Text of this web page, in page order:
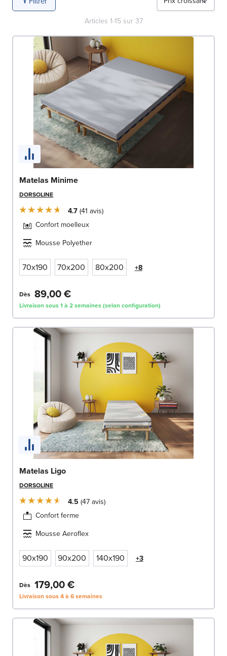
Trouvez le matelas qui bercera vos nuits !
Articles 1-15sur37
Matelas Minime
DORSOLINE
4.7 41 avis
Confort moelleux
Mousse Polyether
70x190 70x200 80x200 +8
Dès 89,00 €
Livraison sous 1 à 2 semaines (selon configuration)
Matelas Ligo
DORSOLINE
4.5 47avis
Confort ferme
Mousse Aeroflex
90x190 90x200 140x190 +3
Dès 179,00 €
Livraison sous 4 à 6 semaines